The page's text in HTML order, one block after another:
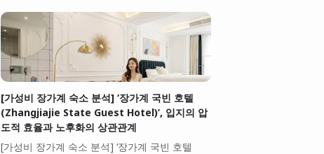
[가성비 장가계 숙소 분석] ‘장가계 국빈 호텔
(Zhangjiajie State Guest Hotel)’, 입지의 압
도적 효율과 노후화의 상관관계
[가성비 장가계 숙소 분석] ‘장가계 국빈 호텔